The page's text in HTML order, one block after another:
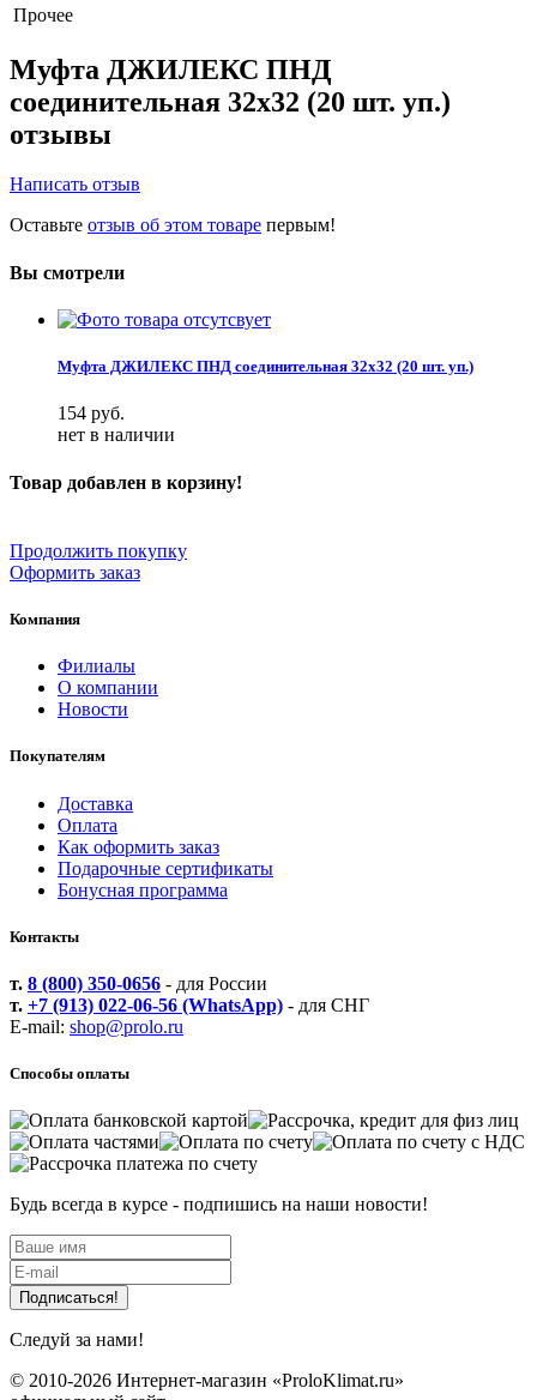
Прочее
Муфта ДЖИЛЕКС ПНД
соединительная 32x32 (20 шт. уп.)
отзывы
Написать отзыв
Оставьте отзыв об этом товаре первым!
Вы смотрели
Муфта ДЖИЛЕКС ПНД соединительная 32x32 (20 шт. уп.)
154 руб.
нет в наличии
Товар добавлен в корзину!
Продолжить покупку
Оформить заказ
Компания
Филиалы
О компании
Новости
Покупателям
Доставка
Оплата
Как оформить заказ
Подарочные сертификаты
Бонусная программа
Контакты
т. 8 (800) 350-0656 - для России
т. +7 (913) 022-06-56 (WhatsApp) - для СНГ
E-mail: shop@prolo.ru
Способы оплаты
Будь всегда в курсе - подпишись на наши новости!
Следуй за нами!
© 2010-2026 Интернет-магазин «ProloKlimat.ru»
Файлы cookie
Мы используем файлы cookie для улучшения взаимодействия
с пользователями и обслуживания. Продолжая просмотр